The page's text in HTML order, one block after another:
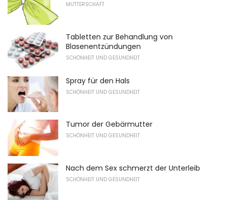
MUTTERSCHAFT
Tabletten zur Behandlung von
Blasenentzündungen
SCHÖNHEIT UND GESUNDHEIT
Spray für den Hals
SCHÖNHEIT UND GESUNDHEIT
Tumor der Gebärmutter
SCHÖNHEIT UND GESUNDHEIT
Nach dem Sex schmerzt der Unterleib
SCHÖNHEIT UND GESUNDHEIT